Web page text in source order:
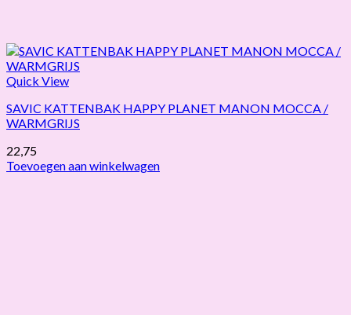
Quick View
SAVIC KATTENBAK HAPPY PLANET MANON MOCCA /
WARMGRIJS
22,75
Toevoegen aan winkelwagen